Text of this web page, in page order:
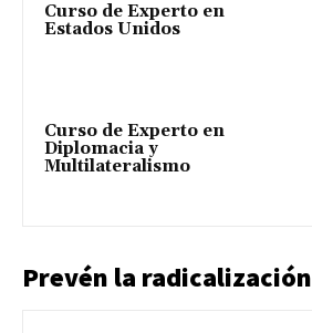
Curso de Experto en
Estados Unidos
Curso de Experto en
Diplomacia y
Multilateralismo
Prevén la radicalización